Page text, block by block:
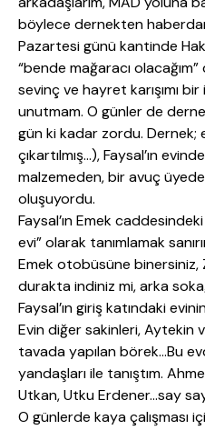
böylece dernekten
Pazartesi günü kantinde
“bende mağaracı olacağım”
sevinç ve hayret karışımı
unutmam. O günler de
gün ki kadar zordu.
çıkartılmış…), Faysal’ın
malzemeden, bir avuç
oluşuyordu.
Faysal’ın Emek
evi” olarak tanımlamak
Emek otobüsüne
durakta indiniz mi, arka
Faysal’ın giriş katındaki
Evin diğer sakinleri, Aytekin
tavada yapılan börek…Bu
yandaşları ile tanıştım.
Utkan, Utku Erdener…say
O günlerde kaya çalışması